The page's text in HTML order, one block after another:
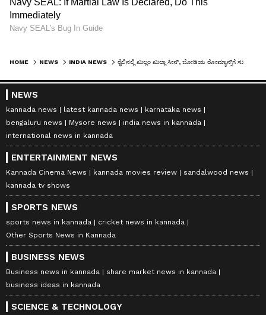
HOME NEWS INDIA NEWS
NEWS
kannada news latest kannada news
karnataka news
bengaluru news
Mysore news
india news in kannada
international news in kannada
ENTERTAINMENT NEWS
Kannada Cinema News kannada movies review
sandalwood news
kannada tv shows
SPORTS NEWS
sports news in kannada
cricket news in kannada
Other Sports News in Kannada
BUSINESS NEWS
Business news in kannada
share market news in kannada
business ideas in kannada
SCIENCE & TECHNOLOGY